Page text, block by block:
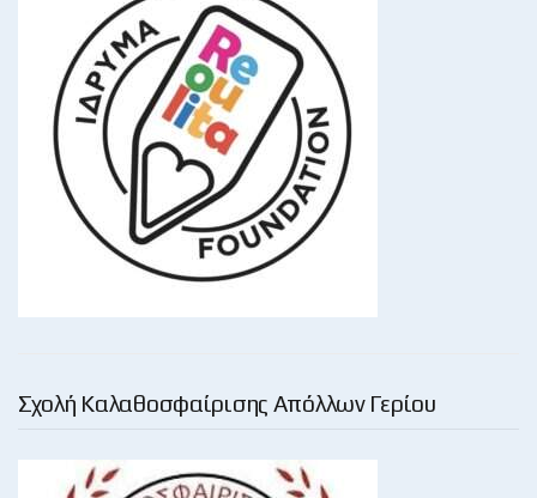
Σχολή Καλαθοσφαίρισης Απόλλων Γερίου